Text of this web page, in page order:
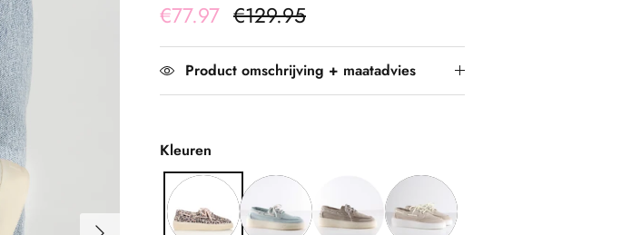
Volgende
€77.97 €129.95
Product omschrijving + maatadvies
Kleuren